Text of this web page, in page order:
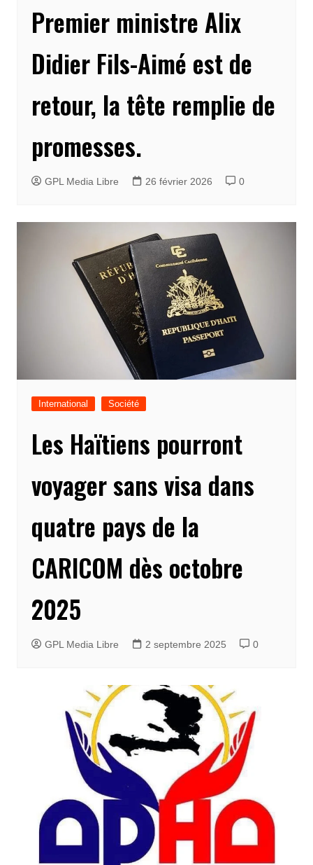
Premier ministre Alix
Didier Fils-Aimé est de
retour, la tête remplie de
promesses.
GPL Media Libre 26 février 2026 0
International Société
Les Haïtiens pourront
voyager sans visa dans
quatre pays de la
CARICOM dès octobre
2025
GPL Media Libre 2 septembre 2025 0